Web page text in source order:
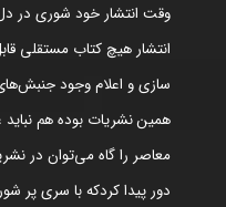
وقت انتشار خود شوری در دل
انتشار هیچ کتاب مستقلی
سازی و اعلام وجود
همین نشریات بوده هم
معاصر را گاه می‌توان در
دور پیدا کردکه با سری پر